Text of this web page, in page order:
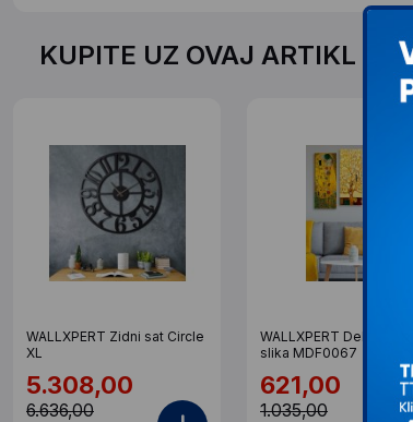
KUPITE UZ OVAJ ARTIKL
WALLXPERT Zidni sat Circle
XL
5.308,00
6.636,00
WALLXPERT Dekorativna
slika MDF0067
621,00
1.035,00